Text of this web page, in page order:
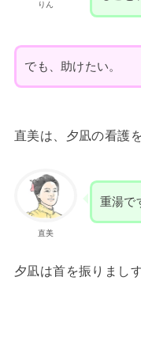
りん
でも、助けたい。
直美は、夕凪の看護
直美
重湯で
夕凪は首を振りましす